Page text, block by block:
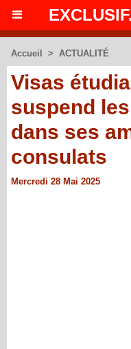
Accueil > ACTUALITÉ
Visas
suspend
dans ses
consulats
Mercredi 28 Mai 2025